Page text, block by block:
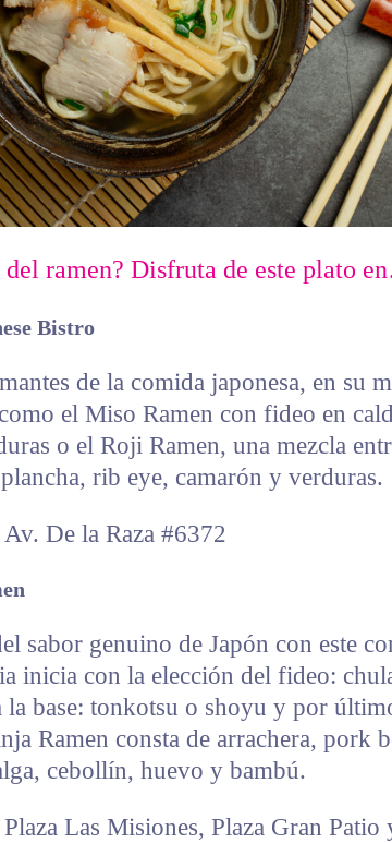
del ramen? Disfruta de este plato
Bistro
de la comida japonesa, en su
el Miso Ramen con fideo en
o el Roji Ramen, una mezcla
rib eye, camarón y verduras.
Av. De la Raza #6372
sabor genuino de Japón con este
inicia con la elección del fideo:
la base: tonkotsu o shoyu y por
Ramen consta de arrachera, pork
cebollín, huevo y bambú.
Plaza Las Misiones, Plaza Gran